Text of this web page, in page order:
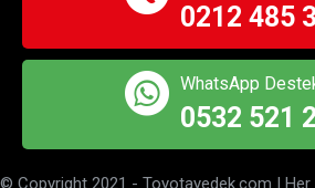
0212 485
WhatsApp
0532 521
© Copyright 2021 - Toyotayedek.com | Her